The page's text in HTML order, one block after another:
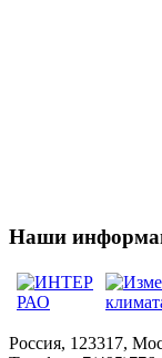
Наши
Россия, 123317,